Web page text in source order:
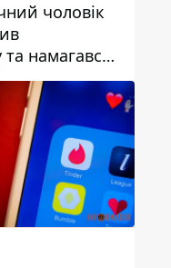
чоловік
намагався
деталі